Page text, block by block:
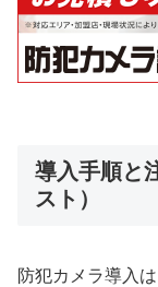
導入手順と
スト）
防犯カメラ導入は